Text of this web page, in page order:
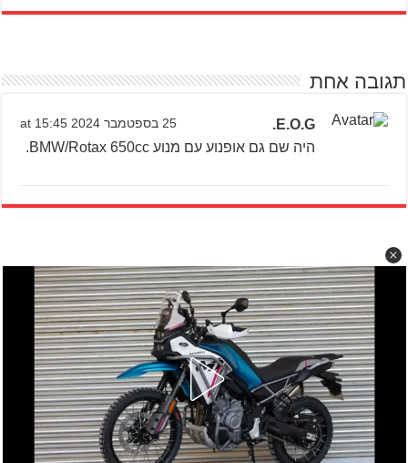
תגובה אחת
E.O.G. 25 בספטמבר 2024 at 15:45
היה שם גם אופנוע עם מנוע BMW/Rotax 650cc.